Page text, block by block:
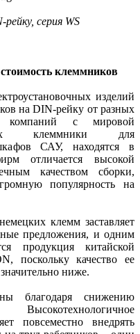
серия WS
клеммников
изделий
на DIN-рейку от разных
компаний с мировой
клеммники для
САУ, находятся в
отличается высокой
качеством сборки,
популярность на
клемм заставляет
предложения, и одним
продукция китайской
поскольку качество ее
ниже.
благодаря снижению
повсеместно внедрять